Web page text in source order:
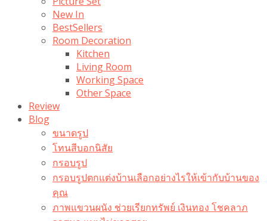
New In
BestSellers
Room Decoration
Kitchen
Living Room
Working Space
Other Space
Review
Blog
ขนาดรูป
โทนสีบอกนิสัย
กรอบรูป
กรอบรูปตกแต่งบ้านเลือกอย่างไรให้เข้ากับบ้านของ
คุณ
ภาพแขวนผนัง ช่วยเรียกทรัพย์ เงินทอง โชคลาภ